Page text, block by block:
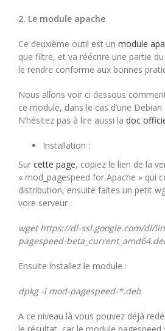
2. Le module apache
Ce deuxième outil est un module
que filtre, et va réécrire une partie
le rendre conforme aux bonnes
Nous allons voir ci dessous
ce module, dans le cas d’une Debian
N’hésitez pas à lire aussi la doc
Installation :
Sur cette page, copiez le lien de la
« mod_pagespeed for Apache » qui
distribution, ensuite faites un petit
vore serveur :
wget https://dl-ssl.google.com/dl/
pagespeed-
Ensuite installez le module :
dpkg -i mod-pagespeed-*.deb
A ce niveau là vous pouvez déjà